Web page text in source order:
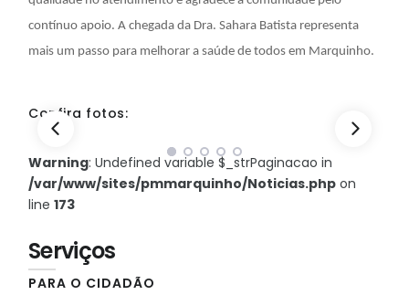
contínuo apoio. A chegada da Dra. Sahara Batista representa
mais um passo para melhorar a saúde de todos em Marquinho.
Confira fotos:
Warning: Undefined variable $_strPaginacao in
/var/www/sites/pmmarquinho/Noticias.php on
line 173
Serviços
PARA O CIDADÃO